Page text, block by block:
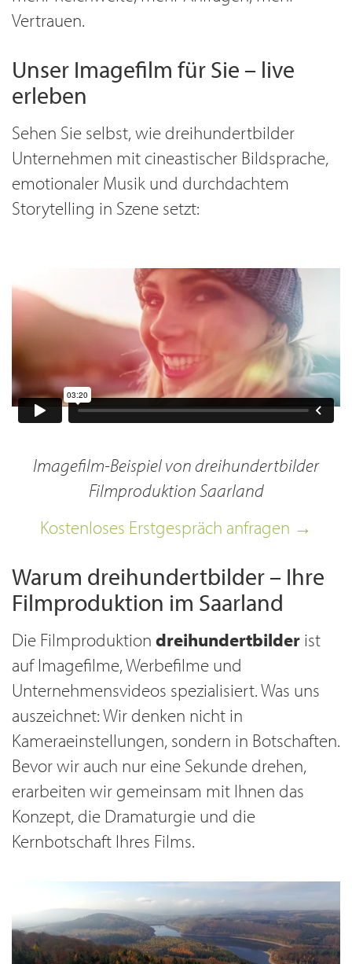
Vertrauen.
Unser Imagefilm für Sie – live
erleben
Sehen Sie selbst, wie dreihundertbilder
Unternehmen mit cineastischer Bildsprache,
emotionaler Musik und durchdachtem
Storytelling in Szene setzt:
Imagefilm-Beispiel von dreihundertbilder
Filmproduktion Saarland
Kostenloses Erstgespräch anfragen →
Warum dreihundertbilder – Ihre
Filmproduktion im Saarland
Die Filmproduktion dreihundertbilder ist
auf Imagefilme, Werbefilme und
Unternehmensvideos spezialisiert. Was uns
auszeichnet: Wir denken nicht in
Kameraeinstellungen, sondern in Botschaften.
Bevor wir auch nur eine Sekunde drehen,
erarbeiten wir gemeinsam mit Ihnen das
Konzept, die Dramaturgie und die
Kernbotschaft Ihres Films.